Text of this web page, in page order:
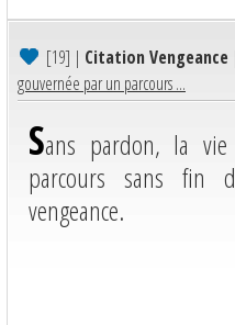
[19] | Citation Vengeance
gouvernée par un parcours ...
Sans pardon, la
parcours sans fin
vengeance.